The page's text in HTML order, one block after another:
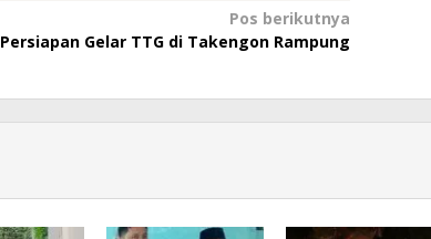
Pos berikutnya
Persiapan Gelar TTG di Takengon Rampung